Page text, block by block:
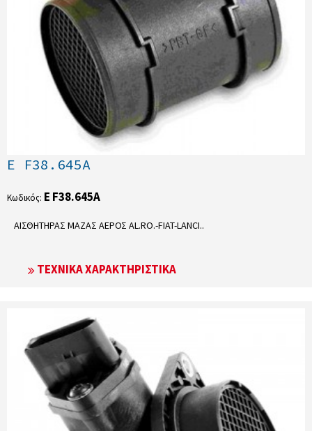
E F38.645A
Κωδικός: E F38.645A
ΑΙΣΘΗΤΗΡΑΣ ΜΑΖΑΣ ΑΕΡΟΣ AL.RO.-FIAT-LANCI..
ΤΕΧΝΙΚΆ ΧΑΡΑΚΤΗΡΙΣΤΙΚΆ